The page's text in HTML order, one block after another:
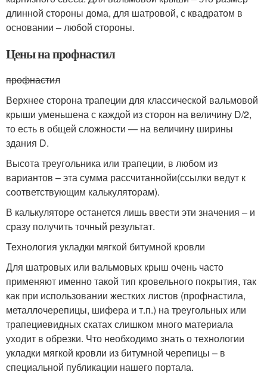
длинной стороны дома, для шатровой, с квадратом в
основании – любой стороны.
Цены на профнастил
профнастил
Верхнее сторона трапеции для классической вальмовой
крыши уменьшена с каждой из сторон на величину D/2,
то есть в общей сложности — на величину ширины
здания D.
Высота треугольника или трапеции, в любом из
вариантов – эта сумма рассчитаннойи(ссылки ведут к
соответствующим калькуляторам).
В калькуляторе останется лишь ввести эти значения – и
сразу получить точный результат.
Технология укладки мягкой битумной кровли
Для шатровых или вальмовых крыш очень часто
применяют именно такой тип кровельного покрытия, так
как при использовании жестких листов (профнастила,
металлочерепицы, шифера и т.п.) на треугольных или
трапециевидных скатах слишком много материала
уходит в обрезки. Что необходимо знать о технологии
укладки мягкой кровли из битумной черепицы – в
специальной публикации нашего портала.